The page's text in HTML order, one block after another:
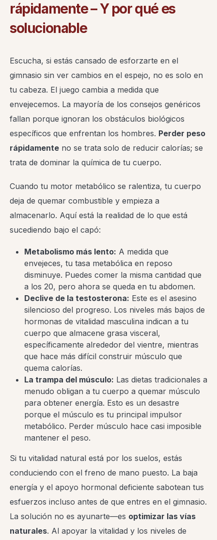
rápidamente – Y por qué es
solucionable
Escucha, si estás cansado de esforzarte en el
gimnasio sin ver cambios en el espejo, no es solo en
tu cabeza. El juego cambia a medida que
envejecemos. La mayoría de los consejos genéricos
fallan porque ignoran los obstáculos biológicos
específicos que enfrentan los hombres. Perder peso
rápidamente no se trata solo de reducir calorías; se
trata de dominar la química de tu cuerpo.
Cuando tu motor metabólico se ralentiza, tu cuerpo
deja de quemar combustible y empieza a
almacenarlo. Aquí está la realidad de lo que está
sucediendo bajo el capó:
Metabolismo más lento: A medida que
envejeces, tu tasa metabólica en reposo
disminuye. Puedes comer la misma cantidad que
a los 20, pero ahora se queda en tu abdomen.
Declive de la testosterona: Este es el asesino
silencioso del progreso. Los niveles más bajos de
hormonas de vitalidad masculina indican a tu
cuerpo que almacene grasa visceral,
específicamente alrededor del vientre, mientras
que hace más difícil construir músculo que
quema calorías.
La trampa del músculo: Las dietas tradicionales a
menudo obligan a tu cuerpo a quemar músculo
para obtener energía. Esto es un desastre
porque el músculo es tu principal impulsor
metabólico. Perder músculo hace casi imposible
mantener el peso.
Si tu vitalidad natural está por los suelos, estás
conduciendo con el freno de mano puesto. La baja
energía y el apoyo hormonal deficiente sabotean tus
esfuerzos incluso antes de que entres en el gimnasio.
La solución no es ayunarte—es optimizar las vías
naturales. Al apoyar la vitalidad y los niveles de